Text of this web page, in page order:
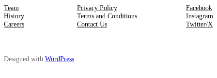
Team
History
Careers
Privacy Policy
Terms and Conditions
Contact Us
Facebook
Instagram
Twitter/X
Designed with WordPress